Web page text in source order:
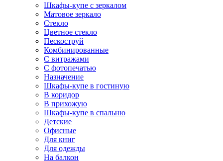
Шкафы-купе с зеркалом
Матовое зеркало
Стекло
Цветное стекло
Пескоструй
Комбинированные
С витражами
С фотопечатью
Назначение
Шкафы-купе в гостиную
В коридор
В прихожую
Шкафы-купе в спальню
Детские
Офисные
Для книг
Для одежды
На балкон